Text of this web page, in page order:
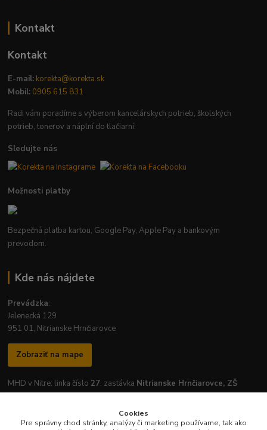
Kontakt
Kontakt
E-mail: korekta@korekta.sk
Mobil: 0905 615 831
Radi vám poradíme s výberom kancelárskych potrieb, školských
potrieb, tonerov a náplní do tlačiarní.
Sledujte nás
Možnosti platby
Bezpečná platba kartou, Google Pay, Apple Pay a bankovým
prevodom.
Kde nás nájdete
Prevádzka:
Jelenecká 129
951 01, Nitrianske Hrnčiarovce
Zobraziť na mape
MHD v Nitre: linka číslo 27, zastávka Nitrianske Hrnčiarovce, ZŠ
Cookies
Pre správny chod stránky, analýzy či marketing používame, tak ako